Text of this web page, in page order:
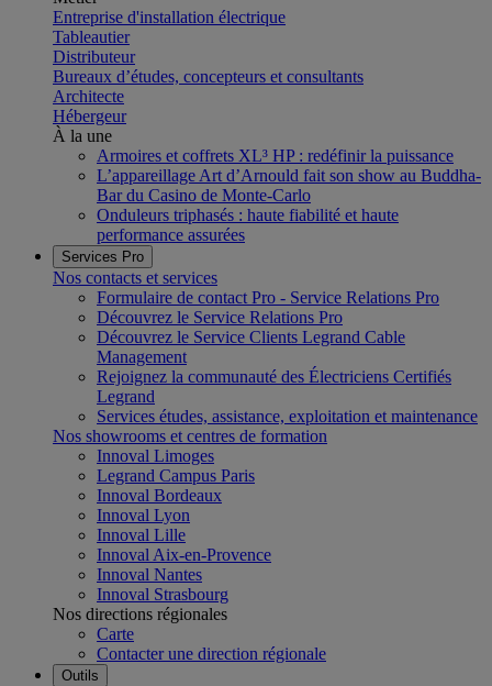
Entreprise d'installation électrique
Tableautier
Distributeur
Bureaux d’études, concepteurs et consultants
Architecte
Hébergeur
À la une
Armoires et coffrets XL³ HP : redéfinir la puissance
L’appareillage Art d’Arnould fait son show au Buddha-
Bar du Casino de Monte-Carlo
Onduleurs triphasés : haute fiabilité et haute
performance assurées
Services Pro
Nos contacts et services
Formulaire de contact Pro - Service Relations Pro
Découvrez le Service Relations Pro
Découvrez le Service Clients Legrand Cable
Management
Rejoignez la communauté des Électriciens Certifiés
Legrand
Services études, assistance, exploitation et maintenance
Nos showrooms et centres de formation
Innoval Limoges
Legrand Campus Paris
Innoval Bordeaux
Innoval Lyon
Innoval Lille
Innoval Aix-en-Provence
Innoval Nantes
Innoval Strasbourg
Nos directions régionales
Carte
Contacter une direction régionale
Outils